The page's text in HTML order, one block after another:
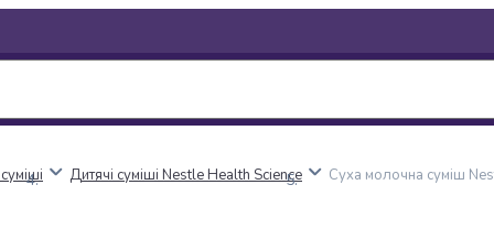
Дитячі суміші Nestle Health Science Суха молочна суміш